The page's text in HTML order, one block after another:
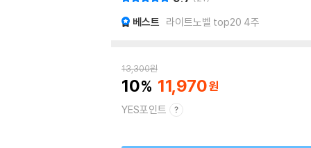
베스트 라이트노벨 top20 4주
13,300원
10 11,970
YES포인트